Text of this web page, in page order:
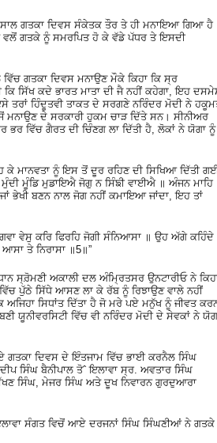
ਸਾਲ ਗਤਕਾ ਦਿਵਸ ਸੰਕੇਤਕ ਤੌਰ ਤੇ ਹੀ ਮਨਾਇਆ ਗਿਆ ਹੈ
ਵਲੋਂ ਗਤਕੇ ਨੂੰ ਸਮਰਪਿਤ ਹੋ ਕੇ ਵੱਡੇ ਪੱਧਰ ਤੇ ਇਸਦੀ
ਗਤਕਾ ਦਿਵਸ ਮਨਾਉਣ ਮੌਕੇ ਕਿਹਾ ਕਿ ਸ੍ਰ
ਕਿ ਸਿੱਖ ਕਦੇ ਭਾਰਤ ਮਾਤਾ ਦੀ ਜੈ ਨਹੀਂ ਕਹੇਗਾ, ਇਹ
ਇਸੇ ਤਰਾਂ ਹਿੰਦੂਤਵੀ ਤਾਕਤ ਦੇ ਸਰਗਣੇ ਨਰਿੰਦਰ ਮੋਦੀ ਨੇ
ਦੇ ਸਰਕਾਰੀ ਹੁਕਮ ਚਾੜ ਦਿੱਤੇ ਸਨ। ਸੀਨੀਅਰ
ਵਿੱਚ ਗੈਰਤ ਦੀ ਚਿੰਣਗ ਲਾ ਦਿੱਤੀ ਹੈ, ਲੋਕਾਂ ਨੇ ਯੋਗਾ ਨੂੰ
ਮਾਨਵਤਾ ਨੂੰ ਇਸ ਤੋਂ ਦੂਰ ਰਹਿਣ ਦੀ ਸਿਖਿਆ ਦਿੱਤੀ
ਮੂੰਡਿ ਮੁਡਾਇਐ ਜੋਗੁ ਨ ਸਿੰਙੀ ਵਾਈਐ ॥ ਅੰਜਨ ਮਾਹਿ
ਭੇਖੀ ਬਣਨ ਨਾਲ ਜੋਗ ਨਹੀਂ ਕਮਾਇਆ ਜਾਂਦਾ, ਇਹ ਤਾਂ
ਵੇਸੁ ਕਰਿ ਫਿਰਹਿ ਜੋਗੀ ਸੰਨਿਆਸਾ ॥ ਉਹ ਅੱਗੇ ਕਹਿੰਦੇ
ਤੇ ਨਿਰਾਸਾ ॥5॥”
ਸ੍ਰ਼ੋਮਣੀ ਅਕਾਲੀ ਦਲ ਅੰਮ੍ਰਿਤਸਰ ਉਨਟਾਰੀਓ ਨੇ
ਪੁੱਠੇ ਸਿੱਧੇ ਆਸਣ ਲਾ ਕੇ ਰੱਬ ਨੂੰ ਰਿਝਾਉਣ ਵਾਲੇ ਨਹੀਂ
ਅਜਿਹਾ ਸਿਧਾਂਤ ਦਿੱਤਾ ਹੈ ਜੋ ਮਰੇ ਪਏ ਮਨੁੱਖ ਨੂੰ ਜੀਵਤ
ਯੂਨੀਵਰਸਿਟੀ ਵਿੱਚ ਵੀ ਨਰਿੰਦਰ ਮੋਦੀ ਦੇ ਸੇਵਕਾਂ ਨੇ
ਗਤਕਾ ਦਿਵਸ ਦੇ ਇੰਤਜਾਮ ਵਿੱਚ ਭਾਈ ਕਰਨੈਲ ਸਿੰਘ
ਸਿੰਘ ਬੈਨੀਪਾਲ ਤੋˆ ਇਲਾਵਾ ਸ੍ਰ. ਅਵਤਾਰ ਸਿੰਘ
ਸਿੰਘ, ਮੇਜਰ ਸਿੰਘ ਅਤੇ ਦੂਖ ਨਿਵਾਰਨ ਗੁਰਦੁਆਰਾ
ਸੰਗਤ ਵਿਚੋਂ ਆਏ ਦਰਜਨਾਂ ਸਿੰਘ ਸਿੰਘਣੀਆਂ ਨੇ ਗਤਕੇ